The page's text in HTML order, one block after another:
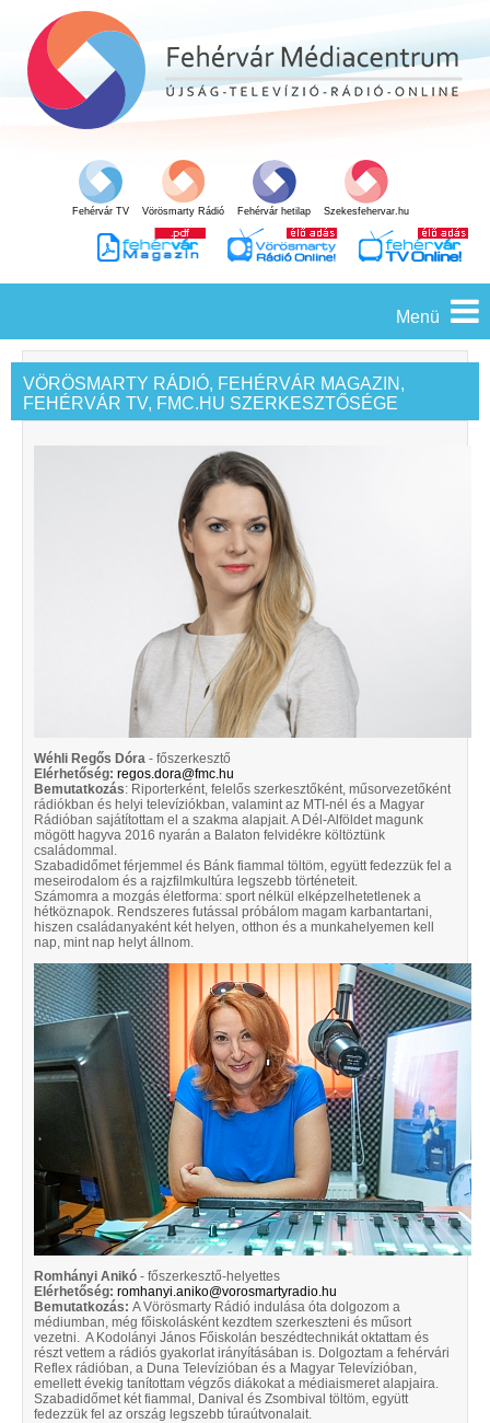
Fehérvár TV Vörösmarty Rádió Fehérvár hetilap Szekesfehervar.hu
Menü
VÖRÖSMARTY RÁDIÓ, FEHÉRVÁR MAGAZIN,
FEHÉRVÁR TV, FMC.HU SZERKESZTŐSÉGE
Wéhli Regős Dóra - főszerkesztő
Elérhetőség: regos.dora@fmc.hu
Bemutatkozás: Riporterként, felelős szerkesztőként, műsorvezetőként
rádiókban és helyi televíziókban, valamint az MTI-nél és a Magyar
Rádióban sajátítottam el a szakma alapjait. A Dél-Alföldet magunk
mögött hagyva 2016 nyarán a Balaton felvidékre költöztünk
családommal.
Szabadidőmet férjemmel és Bánk fiammal töltöm, együtt fedezzük fel a
meseirodalom és a rajzfilmkultúra legszebb történeteit.
Számomra a mozgás életforma: sport nélkül elképzelhetetlenek a
hétköznapok. Rendszeres futással próbálom magam karbantartani,
hiszen családanyaként két helyen, otthon és a munkahelyemen kell
nap, mint nap helyt állnom.
Romhányi Anikó - főszerkesztő-helyettes
Elérhetőség: romhanyi.aniko@vorosmartyradio.hu
Bemutatkozás: A Vörösmarty Rádió indulása óta dolgozom a
médiumban, még főiskolásként kezdtem szerkeszteni és műsort
vezetni. A Kodolányi János Főiskolán beszédtechnikát oktattam és
részt vettem a rádiós gyakorlat irányításában is. Dolgoztam a fehérvári
Reflex rádióban, a Duna Televízióban és a Magyar Televízióban,
emellett évekig tanítottam végzős diákokat a médiaismeret alapjaira.
Szabadidőmet két fiammal, Danival és Zsombival töltöm, együtt
fedezzük fel az ország legszebb túraútvonalait.